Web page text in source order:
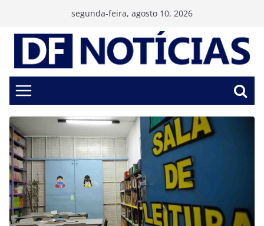
conteúdo
segunda-feira, agosto 10, 2026